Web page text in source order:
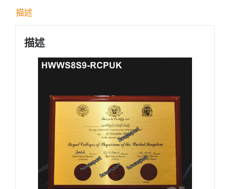
of
United
醫
木
證
描述
描述